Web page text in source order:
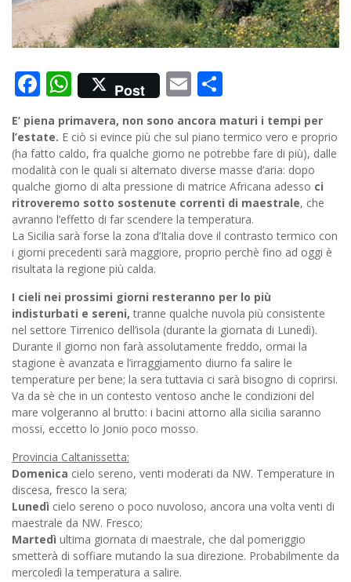
Facebook
WhatsApp
Post Email
E’ piena primavera, non sono ancora maturi i tempi per
l’estate. E ciò si evince più che sul piano termico vero e proprio
(ha fatto caldo, fra qualche giorno ne potrebbe fare di più), dalle
modalità con le quali si alternato diverse masse d’aria: dopo
qualche giorno di alta pressione di matrice Africana adesso ci
ritroveremo sotto sostenute correnti di maestrale, che
avranno l’effetto di far scendere la temperatura.
La Sicilia sarà forse la zona d’Italia dove il contrasto termico con
i giorni precedenti sarà maggiore, proprio perchè fino ad oggi è
risultata la regione più calda.
I cieli nei prossimi giorni resteranno per lo più
indisturbati e sereni, tranne qualche nuvola più consistente
nel settore Tirrenico dell’isola (durante la giornata di Lunedì).
Durante il giorno non farà assolutamente freddo, ormai la
stagione è avanzata e l’irraggiamento diurno fa salire le
temperature per bene; la sera tuttavia ci sarà bisogno di coprirsi.
Va da sè che in un contesto ventoso anche le condizioni del
mare volgeranno al brutto: i bacini attorno alla sicilia saranno
mossi, eccetto lo Jonio poco mosso.
Provincia Caltanissetta:
Domenica cielo sereno, venti moderati da NW. Temperature in
discesa, fresco la sera;
Lunedì cielo sereno o poco nuvoloso, ancora una volta venti di
maestrale da NW. Fresco;
Martedì ultima giornata di maestrale, che dal pomeriggio
smetterà di soffiare mutando la sua direzione. Probabilmente da
mercoledì la temperatura a salire.